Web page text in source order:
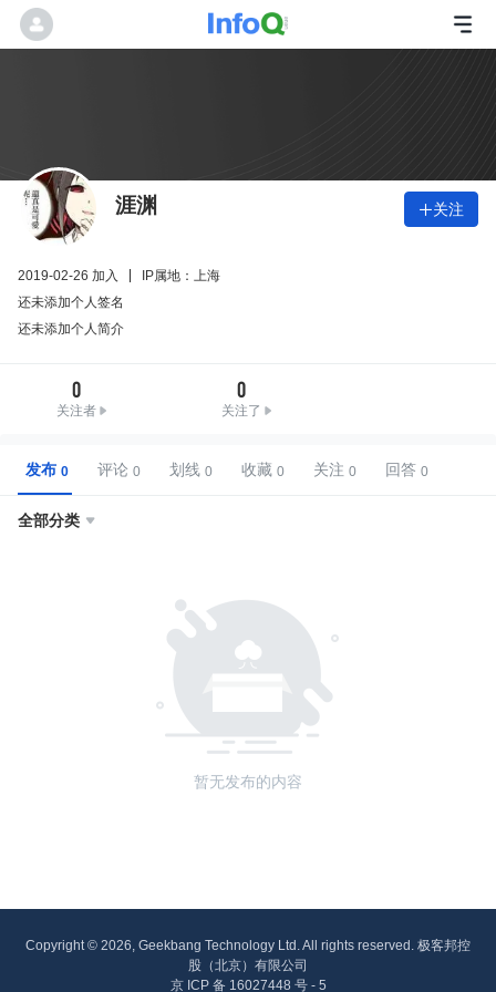
涯渊 关注
2019-02-26 加入
IP属地：上海
还未添加个人签名
还未添加个人简介
0
关注者
0
关注了
发布 评论 划线 收藏 关注 回答
全部分类 
暂无发布的内容
Copyright © 2026, Geekbang Technology Ltd. All rights reserved. 极客邦控
股（北京）有限公司
京 ICP 备 16027448 号 - 5